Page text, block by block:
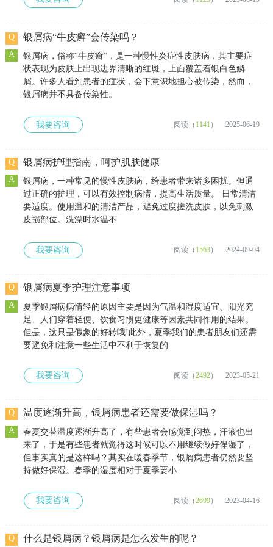
Q 银屑病“牛皮癣”会传染吗？
A
银屑病，俗称“牛皮癣”，是一种慢性炎症性皮肤病，其主要症
状表现为皮肤上出现边界清晰的红斑，上面覆盖着银白色鳞
屑。许多人看到患者的症状，会下意识地担心被传染，然而，
银屑病并不具备传染性。
我要咨询 2025-06-19
阅读（ 1141 ）
Q 银屑病护理指南，呵护肌肤健康
A
银屑病，一种常见的慢性皮肤病，给患者带来诸多困扰。但通
过正确的护理，可以有效控制病情，提高生活质量。 日常清洁
要适度。使用温和的清洁产品，避免过度搓洗皮肤，以免刺激
皮损部位。洗澡时水温不
我要咨询 2024-09-04
阅读（ 1563）
Q 银屑病夏季护理注意事项
A
夏季银屑病病情轻的原因主要是因为气温和湿度适宜、阳光充
足、人们穿着轻便、饮食习惯更健康等因素共同作用的结果。
但是，这只是假象的好转哦!此外，夏季我们的患者朋友们还需
要避免和注意一些生活中不利于恢复的
我要咨询 2023-05-21
阅读（2492）
Q 温度逐渐升高，银屑病患者还需要做保湿吗？
A
春夏交替温度逐渐升高了，有些患者会感觉到闷热，汗液也出
来了，于是有些患者就觉得这时候可以不用继续做好保湿了，
但事实真的是这样吗？其实在暖春季节，银屑病患者仍然要坚
持做好保湿。春季的湿度相对于夏季要小
我要咨询 2023-04-16
阅读（2699）
Q 什么是银屑病？银屑病是怎么发生的呢？